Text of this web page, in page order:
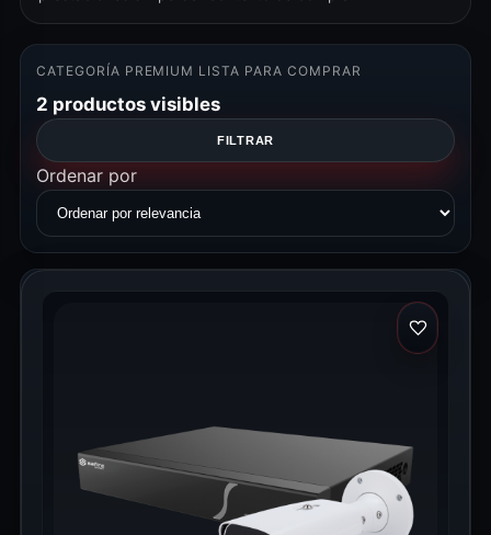
CATEGORÍA PREMIUM LISTA PARA COMPRAR
2 productos visibles
FILTRAR
Ordenar por